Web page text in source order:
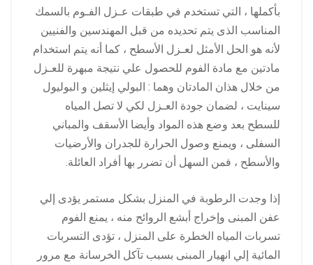
بأكملها ، التي تستخدم في طبقات عـزل الفـوم بالسمك
المناسب الذى يتم تحديده من قبل المهندسين والفنيين
لأنه هو الحل الأمثل لعـزل الأسطح ، كما أنه يتم استخدام
مادتين مع مادة الفوم للحصول علي نتيجة مبهرة للعـزل
من خلال هذان المادتان وهما : البولي إيثلين و البوليول
سينايت ، لضمان جودة العـزل لكي لا تصل المياه
للسطح بعد وضع هذه المواد وأيضا الأسقف والمباني
السفلى ، ويمنع وصول الحرارة للجدران والأرضيات
والأسطح ، فمن السهل أن تضرر بها أفراد العائلة.
إذا وجدت الرطوبة في المنزل بشكل مستمر يؤدى إلي
عفن المبنى وإخراج أبشع الروائح منه ، يمنع الفوم
تسربات المياه الخطرة على المنزل ، تؤدى التسربات
المائية إلي انهيار المبنى بسبب تآكل الخرسانة مع مرور